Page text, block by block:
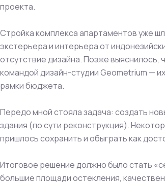
проекта.
Стройка комплекса апартаментов уже
экстерьера и интерьера от
отсутствие дизайна. Позже
командой дизайн-студии Geometrium —
рамки бюджета.
Передо мной стояла задача: создать
здания (по сути реконструкция).
пришлось сохранить и обыграть как
Итоговое решение должно было стать
большие площади остекления,